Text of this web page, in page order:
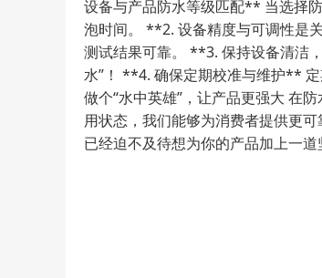
设备与产品防水等级匹配** 当选择
泡时间。 **2. 设备精度与可调性是
测试结果可靠。 **3. 保持设备清洁
水”！ **4. 确保定期校准与维护**
做个“水中英雄”，让产品更强大 在
用状态，我们能够为消费者提供更
已经迫不及待想为你的产品加上一